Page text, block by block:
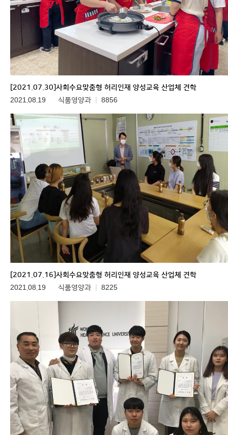
[2021.07.30]사회수요맞춤형 허리인재 양성교육 산업체 견학
2021.08.19
식품영양과 8856
[2021.07.16]사회수요맞춤형 허리인재 양성교육 산업체 견학
2021.08.19
식품영양과 8225